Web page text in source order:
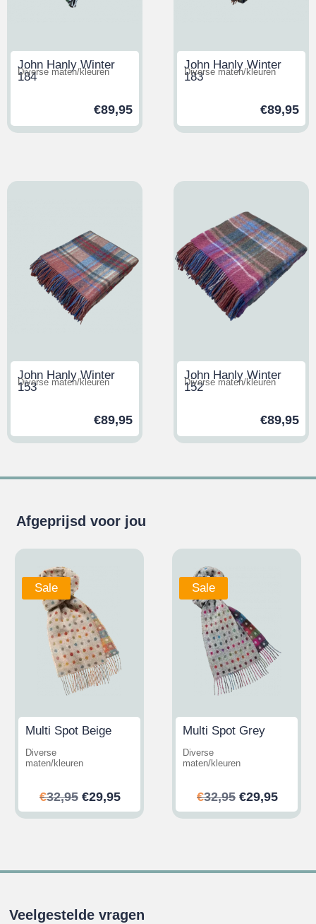
John Hanly Winter
184
Diverse maten/kleuren
€89,95
John Hanly Winter
183
Diverse maten/kleuren
€89,95
John Hanly Winter
153
Diverse maten/kleuren
€89,95
John Hanly Winter
152
Diverse maten/kleuren
€89,95
Afgeprijsd voor jou
Sale
Multi Spot Beige
Diverse
maten/kleuren
€32,95 Oorspronkelijke
prijs
€29,95Huidige
prijs
Sale
Multi Spot Grey
Diverse
maten/kleuren
€32,95
prijs
€29,95
prijs
Veelgestelde vragen